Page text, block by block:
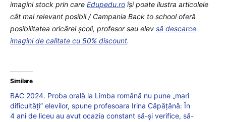
imagini stock prin care Edupedu.ro îşi poate ilustra articolele
cât mai relevant posibil / Campania Back to school oferă
posibilitatea oricărei școli, profesor sau elev să descarce
imagini de calitate cu 50% discount.
Similare
BAC 2024. Proba orală la Limba română nu pune „mari
dificultăți” elevilor, spune profesoara Irina Căpățână: În
4 ani de liceu au avut ocazia constant să-și verifice, să-